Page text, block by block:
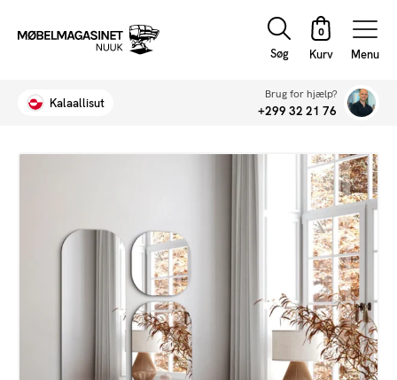
Søg Menu
Kalaallisut
Brug for hjælp?
+299 32 21 76